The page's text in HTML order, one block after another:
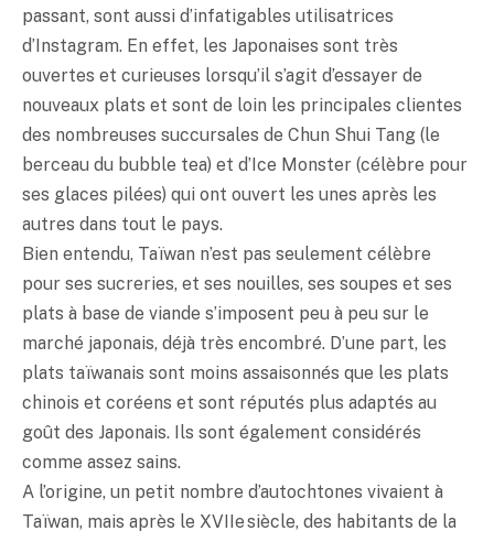
passant, sont aussi d’infatigables utilisatrices
d’Instagram. En effet, les Japonaises sont très
ouvertes et curieuses lorsqu’il s’agit d’essayer de
nouveaux plats et sont de loin les principales clientes
des nombreuses succursales de Chun Shui Tang (le
berceau du bubble tea) et d’Ice Monster (célèbre pour
ses glaces pilées) qui ont ouvert les unes après les
autres dans tout le pays.
Bien entendu, Taïwan n’est pas seulement célèbre
pour ses sucreries, et ses nouilles, ses soupes et ses
plats à base de viande s’imposent peu à peu sur le
marché japonais, déjà très encombré. D’une part, les
plats taïwanais sont moins assaisonnés que les plats
chinois et coréens et sont réputés plus adaptés au
goût des Japonais. Ils sont également considérés
comme assez sains.
A l’origine, un petit nombre d’autochtones vivaient à
Taïwan, mais après le XVIIe siècle, des habitants de la